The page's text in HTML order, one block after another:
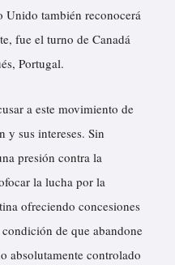
Unido también reconocerá
fue el turno de Canadá
Portugal.
a este movimiento de
y sus intereses. Sin
presión contra la
la lucha por la
ofreciendo concesiones
de que abandone
absolutamente controlado